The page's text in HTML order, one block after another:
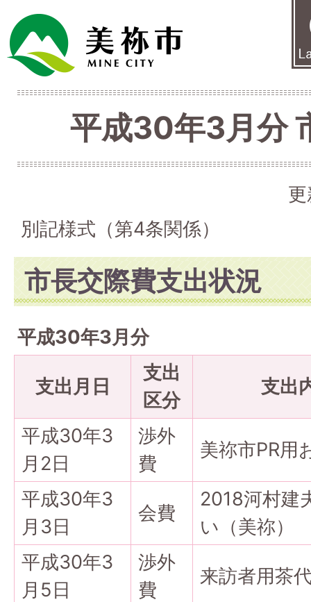
平成30年3月分
別記様式（第4条関係）
市長交際費支出状況
平成30年3月分
支出月日
支出
区分
支出
平成30年3
月2日
渉外
費
美祢市PR用
平成30年3
月3日
会費
2018河村建
い（美祢）
平成30年3
月5日
渉外
費
来訪者用茶